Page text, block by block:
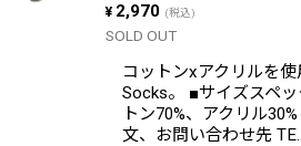
¥ 2,970 (税込)
SOLD OUT
コットンxアクリルを
Socks。 ■サイズスペ
トン70%、アクリル
文、お問い合わせ先